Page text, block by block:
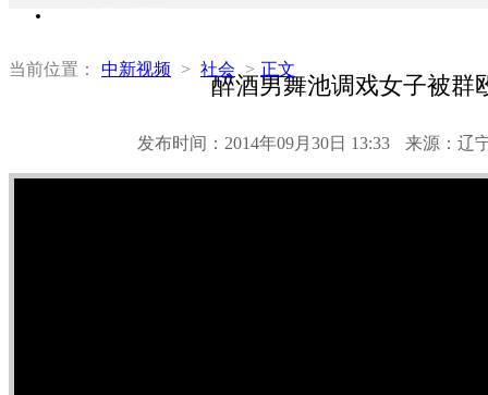
当前位置： 中新视频 > 社会 > 正文
醉酒男舞池调戏女子被群
发布时间：2014年09月30日 13:33 来源：辽